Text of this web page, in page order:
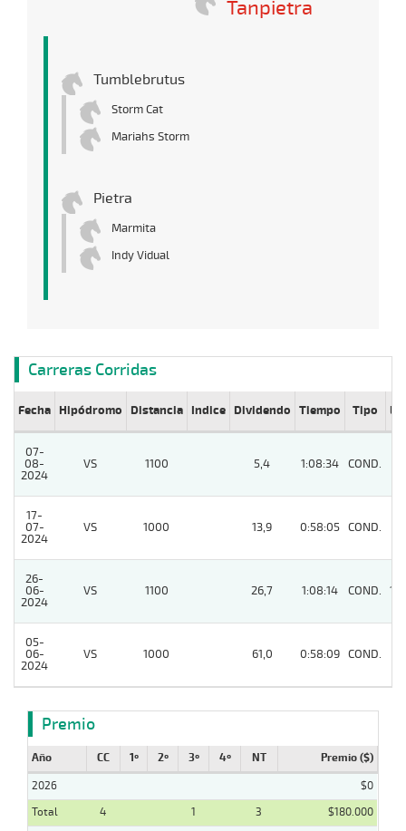
Tanpietra
Tumblebrutus
Storm Cat
Mariahs Storm
Pietra
Marmita
Indy Vidual
Carreras Corridas
Fecha Hipódromo Distancia Indice Dividendo Tiempo Tipo Lº
07-
08-
2024
VS 1100 5,4 1:08:34 COND.
17-
07-
2024
VS 1000 13,9 0:58:05 COND.
26-
06-
2024
VS 1100 26,7 1:08:14 COND. 12
05-
06-
2024
VS 1000 61,0 0:58:09 COND.
Premio
Año CC 1º 2º 3º 4º NT Premio ($)
2026
$0
Total
4 1 3
$180.000